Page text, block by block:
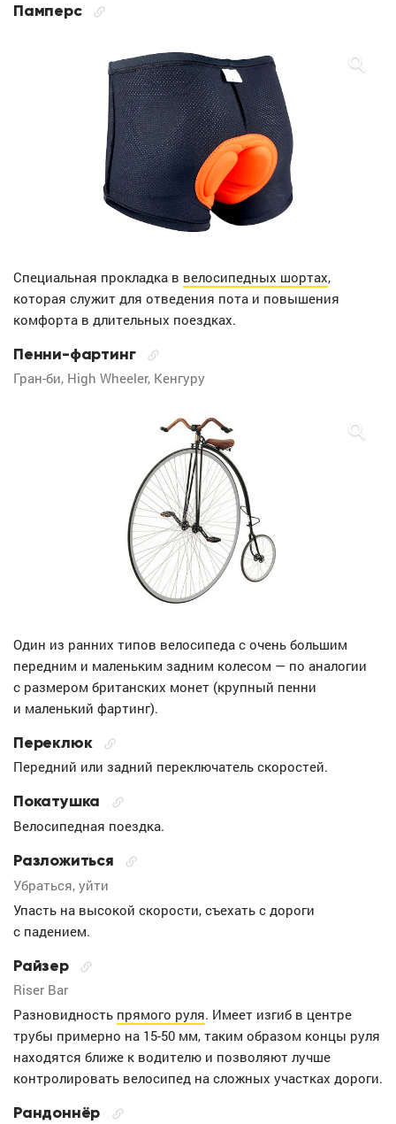
Памперс
Специальная прокладка в велосипедных шортах,
которая служит для отведения пота и повышения
комфорта в длительных поездках.
Пенни-фартинг
Гран-би, High Wheeler, Кенгуру
Один из ранних типов велосипеда с очень большим
передним и маленьким задним колесом — по аналогии
с размером британских монет (крупный пенни
и маленький фартинг).
Переклюк
Передний или задний переключатель скоростей.
Покатушка
Велосипедная поездка.
Разложиться
Убраться, уйти
Упасть на высокой скорости, съехать с дороги
с падением.
Райзер
Riser Bar
Разновидность прямого руля. Имеет изгиб в центре
трубы примерно на 15-50 мм, таким образом концы руля
находятся ближе к водителю и позволяют лучше
контролировать велосипед на сложных участках дороги.
Рандоннёр